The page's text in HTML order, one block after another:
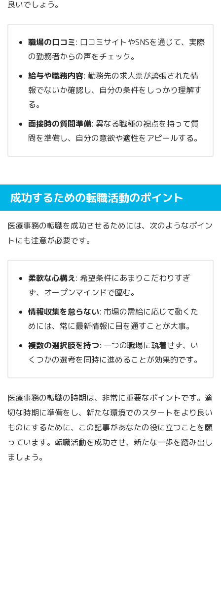
良いでしょう。
職場の口コミ: 口コミサイトやSNSを通じて、実際
の勤務者からの声をチェック。
給与や職務内容: 勤務先の求人票が誇張された情
報でないか確認し、自分の条件をしっかり理解す
る。
面接時の質問準備: 異なる職種の視点を持って質
問を準備し、自分の意欲や適性をアピールする。
成功するための転職活動のポイント
医療事務の転職を成功させるためには、次のようなポイン
トにも注意が必要です。
柔軟な心構え: 希望条件にあまりこだわりすぎ
ず、オープンマインドで臨む。
情報収集を怠らない: 市場の需給に応じて動くた
めには、常に最新情報に目を通すことが大事。
複数の選択肢を持つ: 一つの職場に執着せず、い
くつかの選考を同時に進めることが効果的です。
医療事務の転職の時期は、非常に重要なポイントです。適
切な時期に準備をし、新たな環境でのスタートをより良い
ものにするために、この記事があなたの役に立つことを願
っています。転職活動を成功させ、新たな一歩を踏み出し
ましょう。